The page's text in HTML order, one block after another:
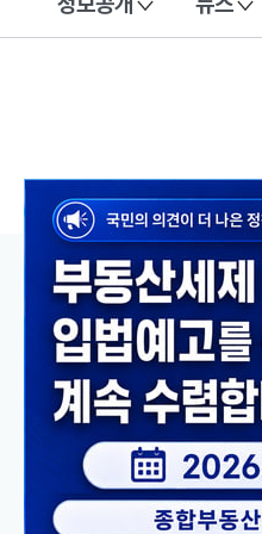
이 누리집은 대한민국 공식 전
메인 콘텐츠